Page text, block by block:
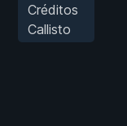
Créditos
Callisto